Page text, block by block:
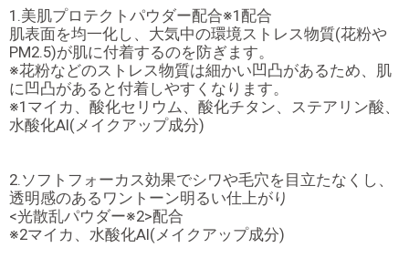
1.美肌プロテクトパウダー配合※1配合
肌表面を均一化し、大気中の環境ストレス物質(花粉や
PM2.5)が肌に付着するのを防ぎます。
※花粉などのストレス物質は細かい凹凸があるため、肌
に凹凸があると付着しやすくなります。
※1マイカ、酸化セリウム、酸化チタン、ステアリン酸、
水酸化Al(メイクアップ成分)
2.ソフトフォーカス効果でシワや毛穴を目立たなくし、
透明感のあるワントーン明るい仕上がり
<光散乱パウダー※2>配合
※2マイカ、水酸化Al(メイクアップ成分)